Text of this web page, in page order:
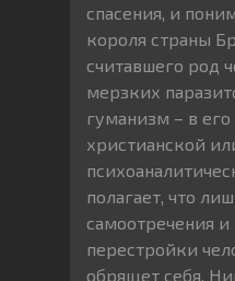
спасения, и
короля страны
считавшего род
мерзких
гуманизм – в его
христианской
полагает, что
самоотречения
перестройки
обрящет себя.